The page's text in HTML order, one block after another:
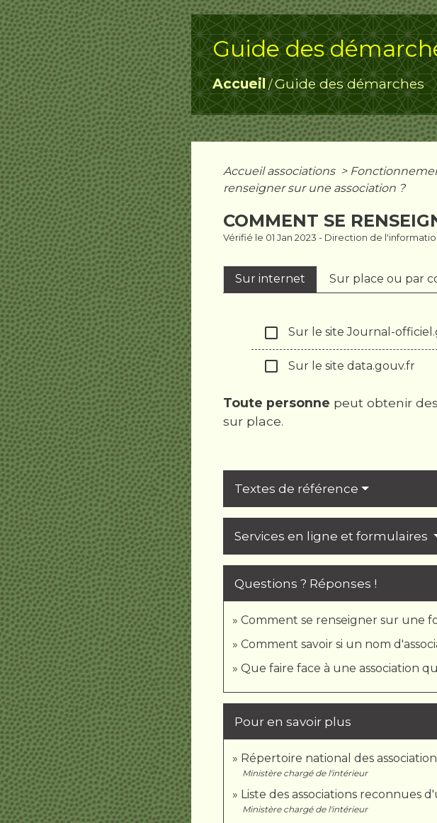
Guide des
Accueil/Guide des démarches
Accueil associations >
renseigner sur une association ?
COMMENT SE
Vérifié le 01 Jan 2023 - Direction de
Sur internet Sur place ou par
check_box_outline_blank Sur le site Journal-
check_box_outline_blank Sur le site data.gouv.fr
Toute personne peut obtenir
sur place.
Textes de référence
Services en ligne et formulaires
Questions ? Réponses !
Comment se renseigner sur une
Comment savoir si un nom
Que faire face à une association
Pour en savoir plus
Répertoire national des
Ministère chargé de l'intérieur
Liste des associations reconnues
Ministère chargé de l'intérieur